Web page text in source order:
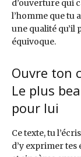
d’ouverture qui
l’homme que tu
une qualité qu’il
équivoque.
Ouvre ton
Le plus
pour lui
Ce texte, tu
d’y exprimer